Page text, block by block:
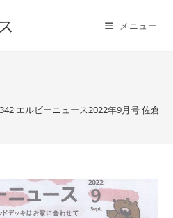
メニュー
エルビーニュース2022年9月号 佐倉